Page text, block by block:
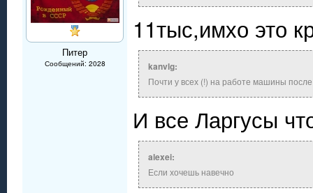
Питер
Сообщений: 2028
11тыс,имхо это
kanvlg:
Почти у всех (!) на работе машины
И все Ларгусы
alexei:
Если хочешь навечно